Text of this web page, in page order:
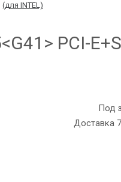
(для INTEL)
PCI-
Под
Доставка